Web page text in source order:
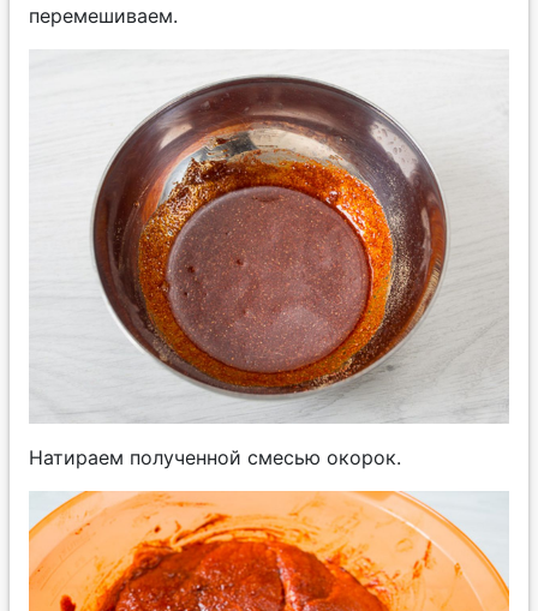
перемешиваем.
Натираем полученной смесью окорок.